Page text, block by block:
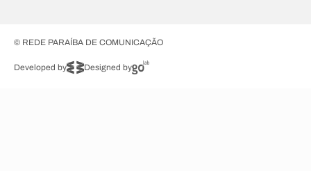
© REDE PARAÍBA DE COMUNICAÇÃO
Developed by Designed by